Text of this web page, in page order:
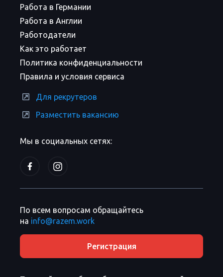
Мы в социальных сетях:
Работа в Германии
Работа в Англии
Работодатели
Как это работает
Политика конфиденциальности
Правила и условия сервиса
Для рекрутеров
Разместить вакансию
По всем вопросам обращайтесь
на info@razem.work
Регистрация